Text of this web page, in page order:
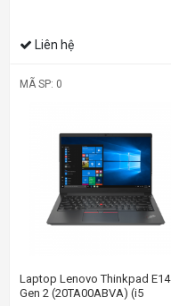
Liên hệ
MÃ SP: 0
Laptop Lenovo Thinkpad E14
Gen 2 (20TA00ABVA) (i5